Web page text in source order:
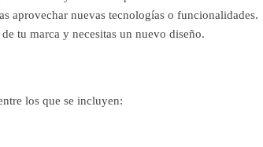
aprovechar nuevas tecnologías o funcionalidades.
tu marca y necesitas un nuevo diseño.
los que se incluyen: